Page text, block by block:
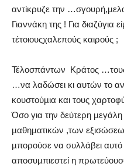
αντίκρυζε την
Γιαννάκη της ! Για διαζύγια
τέτοιουςχαλεπούς καιρούς ;
Τέλοσπάντων
Κράτος
…να λαδώσει κι αυτών το
κουστούµια και τους
Όσο για την δεύτερη
µαθηµατικών ,των
µπορούσε να συλλάβει
αποσυµπιεστεί η